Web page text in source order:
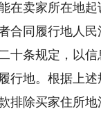
卖家所在地起
合同履行地人
十条规定，以
行地。根据上
排除买家住所